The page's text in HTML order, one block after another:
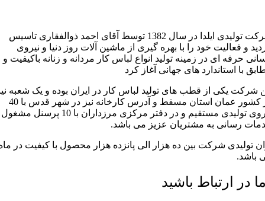
شرکت تولیدی ایلدا در سال 1382 توسط آقای احمد ذوالفقاری تاسیس
و فعالیت خود را با بهره گیری از ماشین آلات روز دنیا و نیروی
حرفه ای در زمینه تولید انواع لباس کار مردانه و زنانه باکیفیت و
با استاندارد های جهانی آغاز کرد
شرکت یکی از قطب های تولید لباس کار در ایران بوده و یک شعبه
در کشور عمان استان مسقط و آدرس کارخانه نیز در شهر قدس با 40
نیروی تولیدی مستقیم و در دفتر مرکزی مرزداران با 10 پرسنل مشغول
رسانی به مشتریان عزیز می باشد.
تولیدی شرکت بین ده هزار الی پانزده هزار محصول با کیفیت در
باشد.
در ارتباط باشید